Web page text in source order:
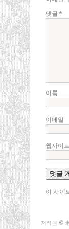
댓글 *
이름
이메일
웹사이트
이 사이
저작권 ©